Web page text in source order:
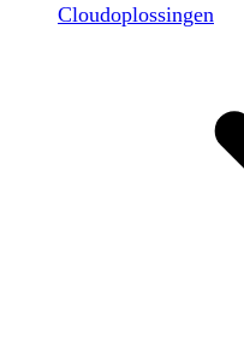
Cloudoplossingen